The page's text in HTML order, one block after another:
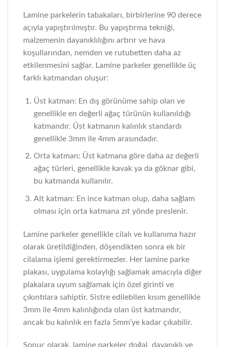
Lamine parkelerin tabakaları, birbirlerine 90 derece
açıyla yapıştırılmıştır. Bu yapıştırma tekniği,
malzemenin dayanıklılığını artırır ve hava
koşullarından, nemden ve rutubetten daha az
etkilenmesini sağlar. Lamine parkeler genellikle üç
farklı katmandan oluşur:
Üst katman: En dış görünüme sahip olan ve
genellikle en değerli ağaç türünün kullanıldığı
katmandır. Üst katmanın kalınlık standardı
genellikle 3mm ile 4mm arasındadır.
Orta katman: Üst katmana göre daha az değerli
ağaç türleri, genellikle kavak ya da göknar gibi,
bu katmanda kullanılır.
Alt katman: En ince katman olup, daha sağlam
olması için orta katmana zıt yönde preslenir.
Lamine parkeler genellikle cilalı ve kullanıma hazır
olarak üretildiğinden, döşendikten sonra ek bir
cilalama işlemi gerektirmezler. Her lamine parke
plakası, uygulama kolaylığı sağlamak amacıyla diğer
plakalara uyum sağlamak için özel girinti ve
çıkıntılara sahiptir. Sistre edilebilen kısım genellikle
3mm ile 4mm kalınlığında olan üst katmandır,
ancak bu kalınlık en fazla 5mm’ye kadar çıkabilir.
Sonuç olarak, lamine parkeler doğal, dayanıklı ve